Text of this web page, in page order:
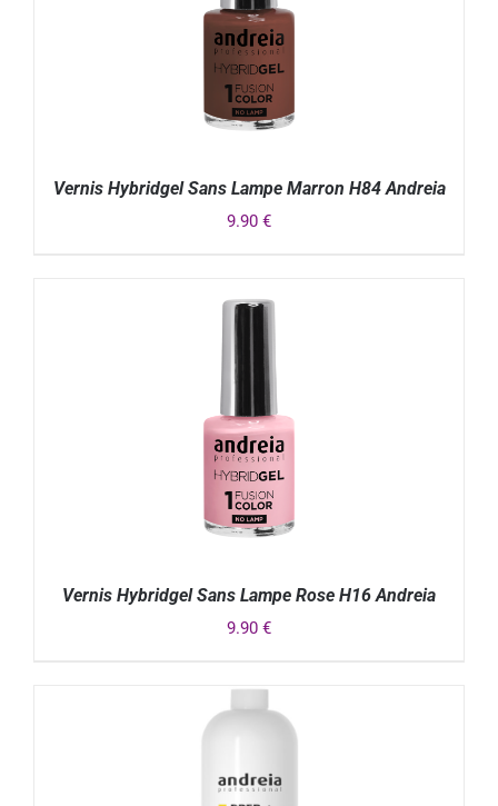
Vernis Hybridgel Sans Lampe Marron H84 Andreia
9.90 €
Vernis Hybridgel Sans Lampe Rose H16 Andreia
9.90 €